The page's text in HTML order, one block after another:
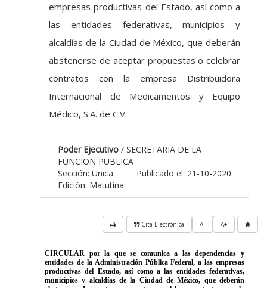
empresas productivas del Estado, así como a
las entidades federativas, municipios y
alcaldías de la Ciudad de México, que deberán
abstenerse de aceptar propuestas o celebrar
contratos con la empresa Distribuidora
Internacional de Medicamentos y Equipo
Médico, S.A. de C.V.
Poder Ejecutivo / SECRETARIA DE LA
FUNCION PUBLICA
Publicado el: 21-10-2020
Sección: Unica
Edición: Matutina
A+
A-
Cita Electrónica